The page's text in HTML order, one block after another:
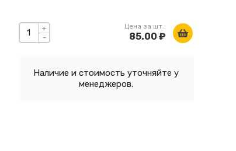
-
+ Цена за шт.:
85.00 ₽
Наличие и стоимость уточняйте у
менеджеров.